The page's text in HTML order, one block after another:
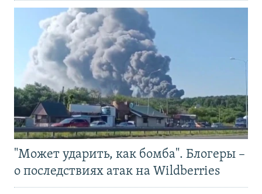
"Может ударить, как бомба". Блогеры –
о последствиях атак на Wildberries